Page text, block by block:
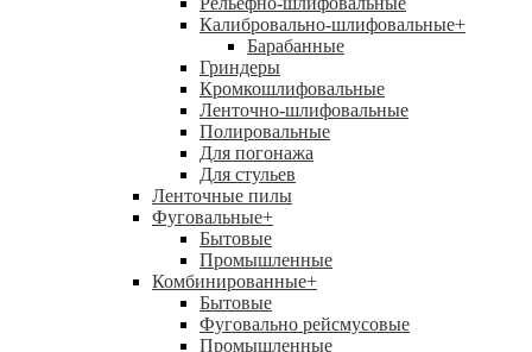
Калибровально-шлифовальные+
Барабанные
Гриндеры
Кромкошлифовальные
Ленточно-шлифовальные
Полировальные
Для погонажа
Для стульев
Ленточные пилы
Фуговальные+
Бытовые
Промышленные
Комбинированные+
Бытовые
Фуговально рейсмусовые
Промышленные